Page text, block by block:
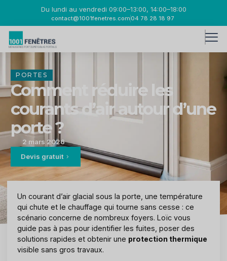
Du lundi au vendredi 09:00–13:00, 14:00–18:00
contact@1001fenetres.com04 78 28 18 97
PORTES
Comment réduire les
courants d’air autour d’une
porte ?
2 mars 2026
Devis gratuit
Un courant d’air glacial sous la porte, une température
qui chute et le chauffage qui tourne sans cesse : ce
scénario concerne de nombreux foyers. Loïc vous
guide pas à pas pour identifier les fuites, poser des
solutions rapides et obtenir une protection thermique
visible sans gros travaux.